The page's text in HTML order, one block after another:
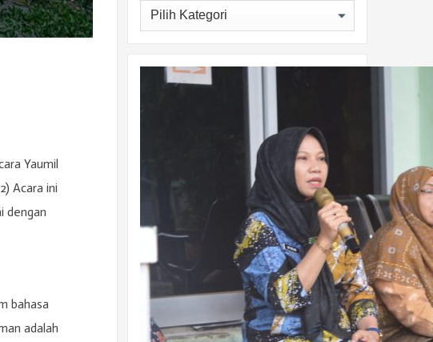
Yaumil
Acara ini
dengan
bahasa
adalah
Kategori